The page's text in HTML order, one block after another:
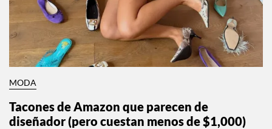
MODA
Tacones de Amazon que parecen de
diseñador (pero cuestan menos de $1,000)